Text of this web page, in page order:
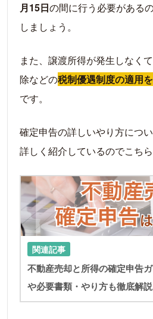
月15日の間に行う必要がある
しましょう。
また、譲渡所得が発生しなく
除などの税制優遇制度の適用
です。
確定申告の詳しいやり方につ
詳しく紹介しているのでこち
関連記事
不動産売却と所得の確定申告
や必要書類・やり方も徹底解説